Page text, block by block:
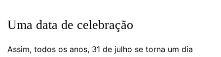
Uma data de celebração
Assim, todos os anos, 31 de julho se torna um dia